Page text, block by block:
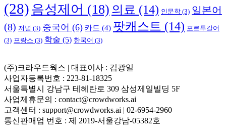
(28) 음성제어 (18) 의료 (14) 인문학 (3) 일본어
(8) 저널 (3) 중국어 (6) 카드 (4) 팟캐스트 (14) 포르투갈어
(3) 프랑스 (3) 학술 (5) 한국어 (3)
(주)크라우드웍스 | 대표이사 : 김광일
사업자등록번호 : 223-81-18325
서울특별시 강남구 테헤란로 309 삼성제일빌딩 5F
사업제휴문의 : contact@crowdworks.ai
고객센터 : support@crowdworks.ai | 02-6954-2960
통신판매업 번호 : 제 2019-서울강남-05382호